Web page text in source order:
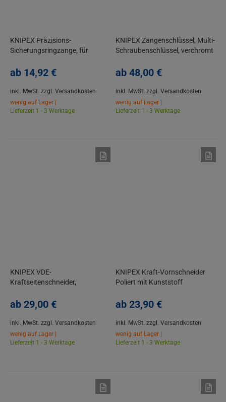
KNIPEX Präzisions-
Sicherungsringzange, für
ab 14,92 €
inkl. MwSt. zzgl. Versandkosten
wenig auf Lager |
Lieferzeit 1 - 3 Werktage
KNIPEX Zangenschlüssel, Multi-
Schraubenschlüssel, verchromt
ab 48,00 €
inkl. MwSt. zzgl. Versandkosten
wenig auf Lager |
Lieferzeit 1 - 3 Werktage
KNIPEX VDE-
Kraftseitenschneider,
160-250 mm
ab 29,00 €
inkl. MwSt. zzgl. Versandkosten
wenig auf Lager |
Lieferzeit 1 - 3 Werktage
KNIPEX Kraft-Vornschneider
Poliert mit Kunststoff
atramentiert
ab 23,90 €
inkl. MwSt. zzgl. Versandkosten
wenig auf Lager |
Lieferzeit 1 - 3 Werktage